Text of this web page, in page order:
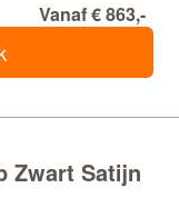
Vanaf € 863,-
Zwart Satijn